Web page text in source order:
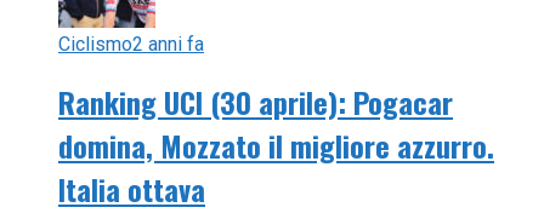
Ciclismo2 anni fa
Ranking UCI (30 aprile): Pogacar
domina, Mozzato il migliore azzurro.
Italia ottava